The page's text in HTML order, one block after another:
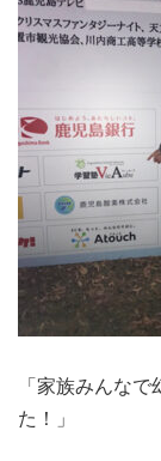
「家族みんな
た！」